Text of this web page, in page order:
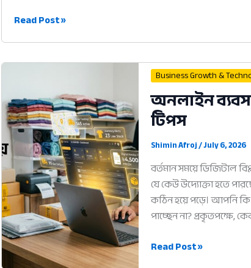
দৈনিক
হিসাব:
পরিচালনার
৫টি
আধুনিক
ও
সহজ
নিয়ম
Read Post »
Business Growth &
অনলাইন
টিপস
Shimin Afroj/July 6, 2026
বর্তমান সময়ে ডিজিটাল
যে কেউ উদ্যোক্তা হতে
কঠিন হয়ে পড়ে। আপনি
পাচ্ছেন না? প্রকৃতপক্ষে,
অনলাইন
Read Post »